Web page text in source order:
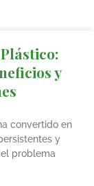
y
convertido en
y
problema